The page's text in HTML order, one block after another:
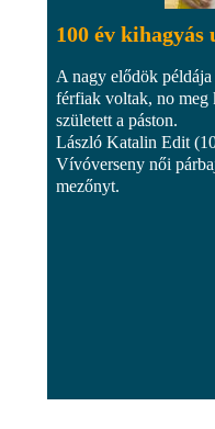
100 év
A nagy elődök
férfiak voltak, no meg
született a páston.
László Katalin Edit
Vívóverseny női
mezőnyt.